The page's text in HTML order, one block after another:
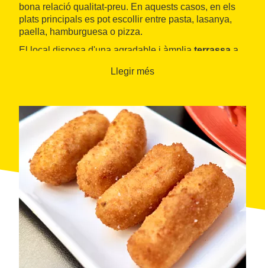
bona relació qualitat-preu. En aquests casos, en els
plats principals es pot escollir entre pasta, lasanya,
paella, hamburguesa o pizza.
El local disposa d'una agradable i àmplia terrassa a
aperitiu o prendre una copa després de sopar.
Llegir més